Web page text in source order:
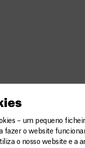
– um pequeno
fazer o website
o nosso website e a